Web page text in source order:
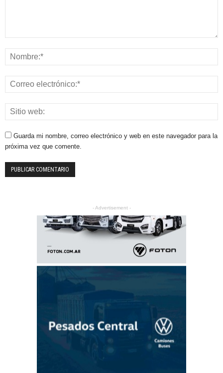
Guarda mi nombre, correo electrónico y web en este navegador para la
próxima vez que comente.
- Advertisement -